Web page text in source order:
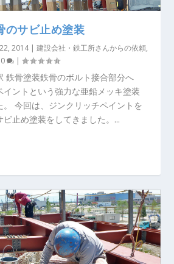
のサビ止め塗装
2014|建設会社・鉄工所さんからの依頼,
0 |
鉄骨塗装鉄骨のボルト接合部分へ
ントという強力な亜鉛メッキ塗装
。 今回は、ジンクリッチペイントを
止め塗装をしてきました。...